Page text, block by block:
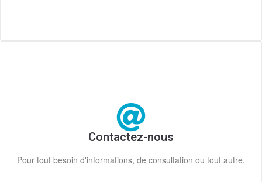
Contactez-nous
Pour tout besoin d'informations, de consultation ou tout autre.